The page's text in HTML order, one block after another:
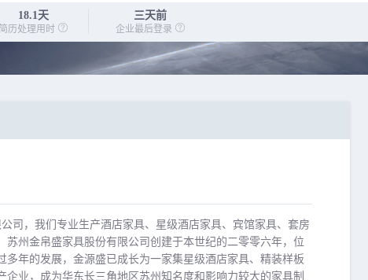
18.1天
历处理用时
三天前
企业最后登录
司，我们专业生产酒店家具、星级酒店家具、宾馆家具、套房
州金帛盛家具股份有限公司创建于本世纪的二零零六年，位
年的发展，金源盛已成长为一家集星级酒店家具、精装样板
业，成为华东长三角地区苏州知名度和影响力较大的家具制